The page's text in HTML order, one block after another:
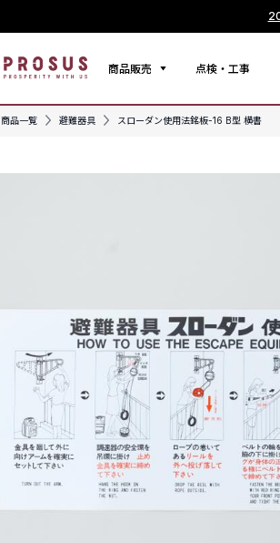
商品販売 点検・工事
商品一覧 避難器具 スローダン使用法銘板-16 B型 横書